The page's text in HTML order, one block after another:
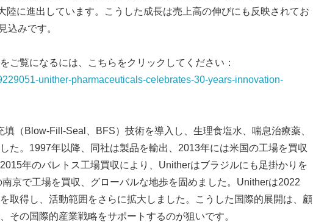
陸に進出しています。こうした成長は売上高の伸びにも反映されてお
込みです。
ご覧になるには、こちらをクリックしてください：
unither-pharmaceuticals-celebrates-30-years-innovation-
（Blow-Fill-Seal、BFS）技術を導入し、生理食塩水、喘息治療薬、
た。1997年以降、同社は製品を輸出、2013年には米国の工場を買収
年のバレトス工場買収により、Unitherはブラジルにも足掛かりを
京で工場を買収、グローバルな地歩を固めました。Unitherは2022
取得し、活動範囲をさらに拡大しました。こうした国際的展開は、顧
その国際的産業戦略をサポートするのが狙いです。